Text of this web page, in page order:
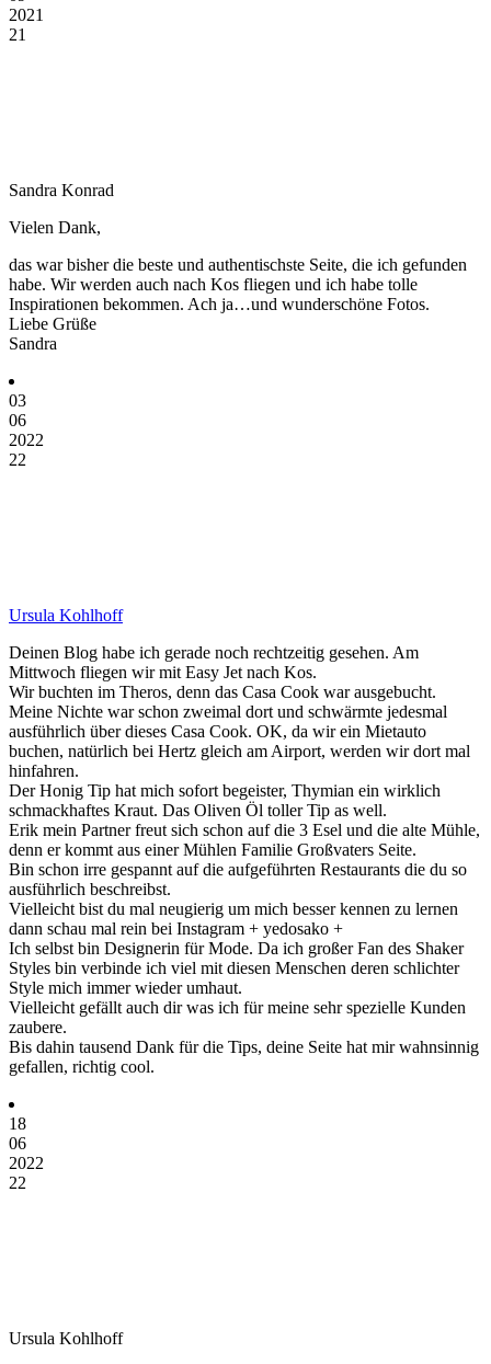
2021
21
Sandra Konrad
Vielen Dank,
das war bisher die beste und authentischste Seite, die ich gefunden
habe. Wir werden auch nach Kos fliegen und ich habe tolle
Inspirationen bekommen. Ach ja…und wunderschöne Fotos.
Liebe Grüße
Sandra
03
06
2022
22
Ursula Kohlhoff
Deinen Blog habe ich gerade noch rechtzeitig gesehen. Am
Mittwoch fliegen wir mit Easy Jet nach Kos.
Wir buchten im Theros, denn das Casa Cook war ausgebucht.
Meine Nichte war schon zweimal dort und schwärmte jedesmal
ausführlich über dieses Casa Cook. OK, da wir ein Mietauto
buchen, natürlich bei Hertz gleich am Airport, werden wir dort mal
hinfahren.
Der Honig Tip hat mich sofort begeister, Thymian ein wirklich
schmackhaftes Kraut. Das Oliven Öl toller Tip as well.
Erik mein Partner freut sich schon auf die 3 Esel und die alte Mühle,
denn er kommt aus einer Mühlen Familie Großvaters Seite.
Bin schon irre gespannt auf die aufgeführten Restaurants die du so
ausführlich beschreibst.
Vielleicht bist du mal neugierig um mich besser kennen zu lernen
dann schau mal rein bei Instagram + yedosako +
Ich selbst bin Designerin für Mode. Da ich großer Fan des Shaker
Styles bin verbinde ich viel mit diesen Menschen deren schlichter
Style mich immer wieder umhaut.
Vielleicht gefällt auch dir was ich für meine sehr spezielle Kunden
zaubere.
Bis dahin tausend Dank für die Tips, deine Seite hat mir wahnsinnig
gefallen, richtig cool.
18
06
2022
22
Ursula Kohlhoff